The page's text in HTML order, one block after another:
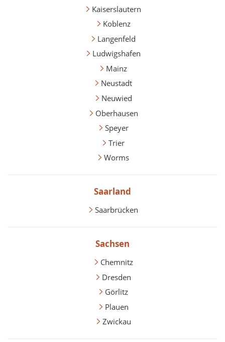
Kaiserslautern
Koblenz
Langenfeld
Ludwigshafen
Mainz
Neustadt
Neuwied
Oberhausen
Speyer
Trier
Worms
Saarland
Saarbrücken
Sachsen
Chemnitz
Dresden
Görlitz
Plauen
Zwickau